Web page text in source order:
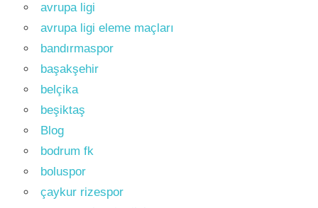
avrupa ligi
avrupa ligi eleme maçları
bandırmaspor
başakşehir
belçika
beşiktaş
Blog
bodrum fk
boluspor
çaykur rizespor